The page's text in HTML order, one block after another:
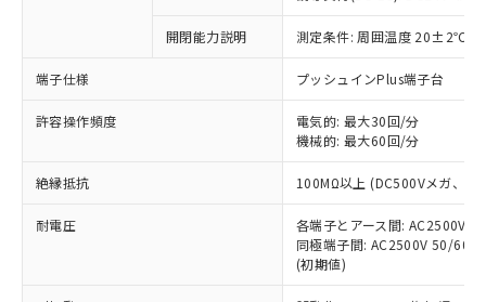
開閉能力説明 測定条件: 周囲温度 20±2℃、
端子仕様 プッシュインPlus端子台
許容操作頻度
電気的: 最大30回/分
機械的: 最大60回/分
絶縁抵抗 100MΩ以上 (DC500Vメガ、点
耐電圧
各端子とアース間: AC2500V
同極端子間: AC2500V 50/
(初期値)
本サービスは、当社制御機器事業取扱
商品の当社在庫状況および標準価格
(税抜)を提供させていただくもので
当社制御機器事業取扱商品の中には、
本サービスの対象外となる商品もある
ことをご了承ください。
在庫状況および標準価格照会結果は、
記載している更新日時点での社内デー
タに基づき作成されるものであり、閲
覧された時点での実際の在庫および標
準価格とは異なる場合があることをご
非含有の対応状況を調査中または確認中の
非該当品：ライセンス料など無形物で、有
害物質有無と関係のない商品です。
仕入先様の事情により、非含有部品として
いたものが、含有品と判明した場合などや
むを得ず変更することがあります。
鉛(Pb) 1000ppm以下、 水銀(Hg) 1000ppm以下、 カド
六価クロム(Cr(Ⅵ)) 1000ppm以下、ポリ臭化ビフェニル
類(PBB) 1000ppm以下、ポリ臭化ジフェニルエーテル類
(PBDE) 1000ppm以下、フタル酸ビス(2-エチルヘキシ
※1 中国RoHS○×表
「○」：最大均質材料含有率が中国RoHSの
基準値以下であることを示します。
「×」：最大均質材料含有率が中国RoHSの
基準値を超えていることを示します。
「－」：未確認です。当社販売部門へお問
い合わせください。
*中国RoHS10物質の基準値 (GB/T26572)：
Pb(鉛) :1000ppm、 Hg(水銀) : 1000ppm、 Cd(カドミウ
Cr(Ⅵ)(六価クロム) : 1000ppm、 PBBs(ポリ臭化ビフェ
当社は、これら貴社製品のうち、外国
為替および外国貿易法に定める商品
（以下｢規制貨物等」という）を輸出
国政府の輸出許可(または役務取引許
可)を取得するなどの必要な手続きを